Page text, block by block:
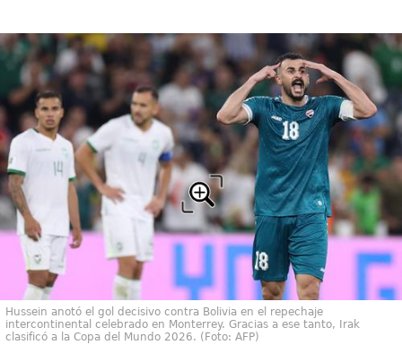
Hussein anotó el gol decisivo contra Bolivia en el repechaje
intercontinental celebrado en Monterrey. Gracias a ese tanto, Irak
clasificó a la Copa del Mundo 2026. (Foto: AFP)